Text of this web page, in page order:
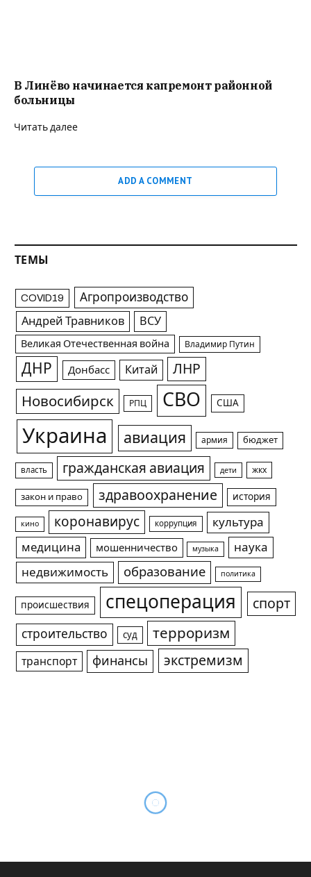
В Линёво начинается капремонт районной
больницы
Читать далее
ADD A COMMENT
ТЕМЫ
COVID19 Агропроизводство
Андрей Травников ВСУ
Великая Отечественная война Владимир Путин
ДНР Донбасс Китай ЛНР
Новосибирск РПЦ СВО США
Украина авиация армия бюджет
власть гражданская авиация дети жкх
закон и право здравоохранение история
кино коронавирус коррупция
культура
медицина
мошенничество музыка
наука
недвижимость
образование политика
происшествия спецоперация спорт
строительство суд терроризм
транспорт финансы экстремизм